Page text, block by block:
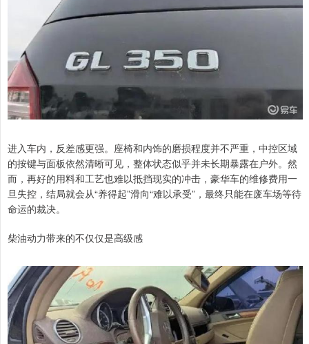
进入车内，反差感更强。座椅和内饰的磨损程度并不严重，中控区域
的按键与面板依然清晰可见，整体状态似乎并未长期暴露在户外。然
而，再好的用料和工艺也难以抵挡现实的冲击，豪华车的维修费用一
旦失控，结局就会从“养得起”滑向“难以承受”，最终只能在废车场等待
命运的裁决。
柴油动力带来的不仅仅是高级感